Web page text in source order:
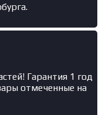
! Гарантия 1 год
отмеченные на